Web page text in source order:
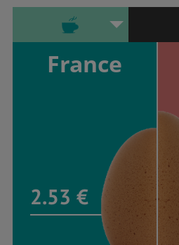
France
2.53 €